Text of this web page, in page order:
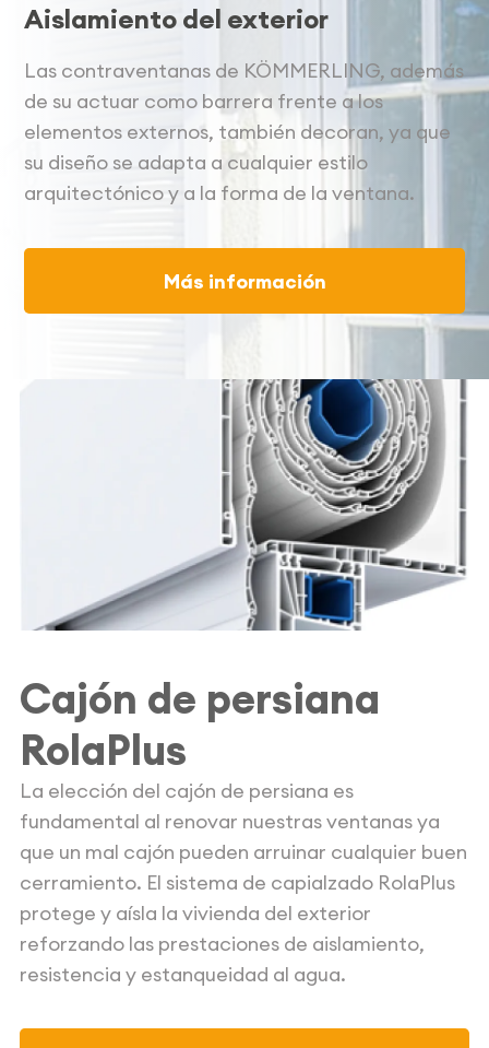
Aislamiento del exterior
Las contraventanas de KÖMMERLING, además
de su actuar como barrera frente a los
elementos externos, también decoran, ya que
su diseño se adapta a cualquier estilo
arquitectónico y a la forma de la ventana.
Más información
Cajón de persiana
RolaPlus
La elección del cajón de persiana es
fundamental al renovar nuestras ventanas ya
que un mal cajón pueden arruinar cualquier buen
cerramiento. El sistema de capialzado RolaPlus
protege y aísla la vivienda del exterior
reforzando las prestaciones de aislamiento,
resistencia y estanqueidad al agua.